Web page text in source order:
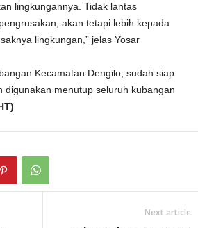
lingkungannya. Tidak lantas
akan tetapi lebih kepada
lingkungan,” jelas Yosar
Kecamatan Dengilo, sudah siap
digunakan menutup seluruh kubangan
Next article